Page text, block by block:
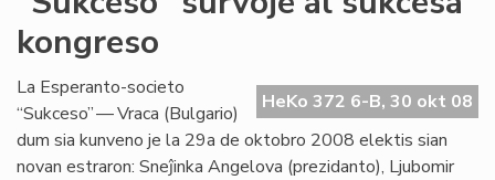
kongreso
HeKo 372 6-B, 30 okt 08
La Esperanto-societo
“Sukceso” — Vraca (Bulgario)
dum sia kunveno je la 29a de oktobro 2008 elektis sian
novan estraron: Sneĵinka Angelova (prezidanto), Ljubomir